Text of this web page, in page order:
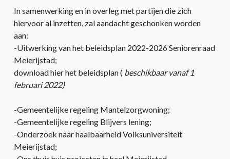
In samenwerking en in overleg met partijen die zich
hiervoor al inzetten, zal aandacht geschonken worden
aan:
-Uitwerking van het beleidsplan 2022-2026 Seniorenraad
Meierijstad;
download hier het beleidsplan ( beschikbaar vanaf 1
februari 2022)
-Gemeentelijke regeling Mantelzorgwoning;
-Gemeentelijke regeling Blijvers lening;
-Onderzoek naar haalbaarheid Volksuniversiteit
Meierijstad;